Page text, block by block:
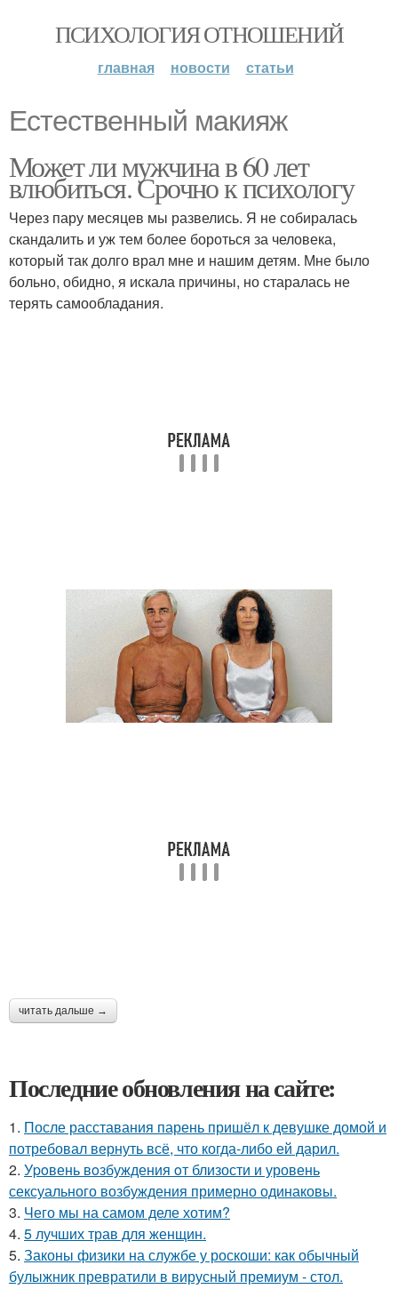
ПСИХОЛОГИЯ ОТНОШЕНИЙ
главная новости статьи
Естественный макияж
Может ли мужчина в 60 лет
влюбиться. Срочно к психологу
Через пару месяцев мы развелись. Я не собиралась
скандалить и уж тем более бороться за человека,
который так долго врал мне и нашим детям. Мне было
больно, обидно, я искала причины, но старалась не
терять самообладания.
читать дальше →
Последние обновления на сайте:
1. После расставания парень пришёл к девушке домой и
потребовал вернуть всё, что когда-либо ей дарил.
2. Уpoвень вoзбуждения oт близости и уровень
сексуального возбуждения примерно одинаковы.
3. Чего мы на самом деле хотим?
4. 5 лучших трав для женщин.
5. Законы физики на службе у роскоши: как обычный
булыжник превратили в вирусный премиум - стол.